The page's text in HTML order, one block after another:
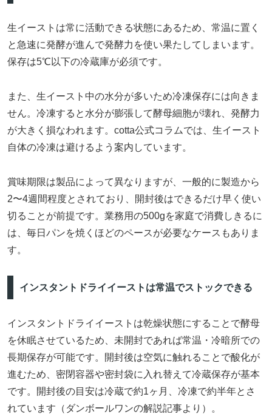
生イーストは常に活動できる状態にあるため、常温に置く
と急速に発酵が進んで発酵力を使い果たしてしまいます。
保存は5℃以下の冷蔵庫が必須です。
また、生イースト中の水分が多いため冷凍保存には向きま
せん。冷凍すると水分が膨張して酵母細胞が壊れ、発酵力
が大きく損なわれます。cotta公式コラムでは、生イースト
自体の冷凍は避けるよう案内しています。
賞味期限は製品によって異なりますが、一般的に製造から
2〜4週間程度とされており、開封後はできるだけ早く使い
切ることが前提です。業務用の500gを家庭で消費しきるに
は、毎日パンを焼くほどのペースが必要なケースもありま
す。
インスタントドライイーストは常温でストックできる
インスタントドライイーストは乾燥状態にすることで酵母
を休眠させているため、未開封であれば常温・冷暗所での
長期保存が可能です。開封後は空気に触れることで酸化が
進むため、密閉容器や密封袋に入れ替えて冷蔵保存が基本
です。開封後の目安は冷蔵で約1ヶ月、冷凍で約半年とさ
れています（ダンボールワンの解説記事より）。